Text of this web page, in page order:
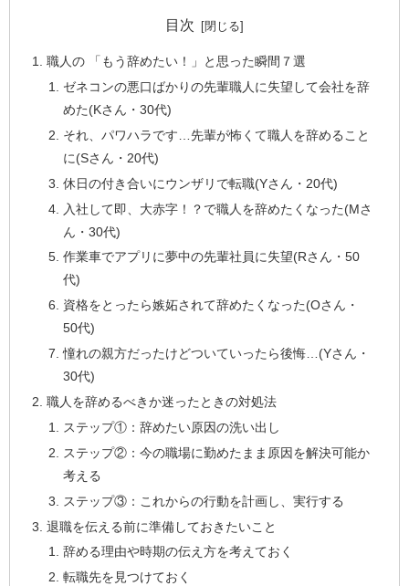
目次
職人の 「もう辞めたい！」と思った瞬間７選
ゼネコンの悪口ばかりの先輩職人に失望して会社を辞
めた(Kさん・30代)
それ、パワハラです…先輩が怖くて職人を辞めること
に(Sさん・20代)
休日の付き合いにウンザリで転職(Yさん・20代)
入社して即、大赤字！？で職人を辞めたくなった(Mさ
ん・30代)
作業車でアプリに夢中の先輩社員に失望(Rさん・50
代)
資格をとったら嫉妬されて辞めたくなった(Oさん・
50代)
憧れの親方だったけどついていったら後悔…(Yさん・
30代)
職人を辞めるべきか迷ったときの対処法
ステップ①：辞めたい原因の洗い出し
ステップ②：今の職場に勤めたまま原因を解決可能か
考える
ステップ③：これからの行動を計画し、実行する
退職を伝える前に準備しておきたいこと
辞める理由や時期の伝え方を考えておく
転職先を見つけておく